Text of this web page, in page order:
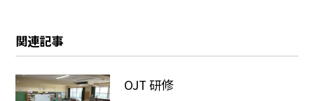
関連記事
OJT 研修